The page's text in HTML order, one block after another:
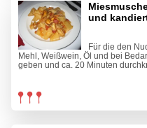
und
Für die den
Mehl, Weißwein, Öl und bei
geben und ca. 20 Minuten